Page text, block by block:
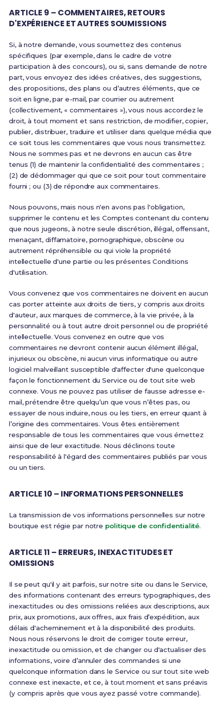
ARTICLE 9 – COMMENTAIRES, RETOURS
D'EXPÉRIENCE ET AUTRES SOUMISSIONS
Si, à notre demande, vous soumettez des contenus
spécifiques (par exemple, dans le cadre de votre
participation à des concours), ou si, sans demande de notre
part, vous envoyez des idées créatives, des suggestions,
des propositions, des plans ou d’autres éléments, que ce
soit en ligne, par e-mail, par courrier ou autrement
(collectivement, « commentaires »), vous nous accordez le
droit, à tout moment et sans restriction, de modifier, copier,
publier, distribuer, traduire et utiliser dans quelque média que
ce soit tous les commentaires que vous nous transmettez.
Nous ne sommes pas et ne devrons en aucun cas être
tenus (1) de maintenir la confidentialité des commentaires ;
(2) de dédommager qui que ce soit pour tout commentaire
fourni ; ou (3) de répondre aux commentaires.
Nous pouvons, mais nous n'en avons pas l'obligation,
supprimer le contenu et les Comptes contenant du contenu
que nous jugeons, à notre seule discrétion, illégal, offensant,
menaçant, diffamatoire, pornographique, obscène ou
autrement répréhensible ou qui viole la propriété
intellectuelle d'une partie ou les présentes Conditions
d'utilisation.
Vous convenez que vos commentaires ne doivent en aucun
cas porter atteinte aux droits de tiers, y compris aux droits
d'auteur, aux marques de commerce, à la vie privée, à la
personnalité ou à tout autre droit personnel ou de propriété
intellectuelle. Vous convenez en outre que vos
commentaires ne devront contenir aucun élément illégal,
injurieux ou obscène, ni aucun virus informatique ou autre
logiciel malveillant susceptible d'affecter d'une quelconque
façon le fonctionnement du Service ou de tout site web
connexe. Vous ne pouvez pas utiliser de fausse adresse e-
mail, prétendre être quelqu’un que vous n’êtes pas, ou
essayer de nous induire, nous ou les tiers, en erreur quant à
l’origine des commentaires. Vous êtes entièrement
responsable de tous les commentaires que vous émettez
ainsi que de leur exactitude. Nous déclinons toute
responsabilité à l'égard des commentaires publiés par vous
ou un tiers.
ARTICLE 10 – INFORMATIONS PERSONNELLES
La transmission de vos informations personnelles sur notre
boutique est régie par notre politique de confidentialité.
ARTICLE 11 – ERREURS, INEXACTITUDES ET
OMISSIONS
Il se peut qu'il y ait parfois, sur notre site ou dans le Service,
des informations contenant des erreurs typographiques, des
inexactitudes ou des omissions reliées aux descriptions, aux
prix, aux promotions, aux offres, aux frais d’expédition, aux
délais d'acheminement et à la disponibilité des produits.
Nous nous réservons le droit de corriger toute erreur,
inexactitude ou omission, et de changer ou d'actualiser des
informations, voire d’annuler des commandes si une
quelconque information dans le Service ou sur tout site web
connexe est inexacte, et ce, à tout moment et sans préavis
(y compris après que vous ayez passé votre commande).